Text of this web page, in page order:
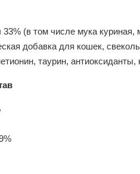
(в том числе мука
добавка для кошек,
таурин,